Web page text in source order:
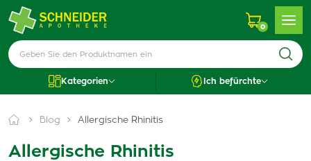
0
Kategorien Ich befürchte
Blog Allergische Rhinitis
Allergische Rhinitis